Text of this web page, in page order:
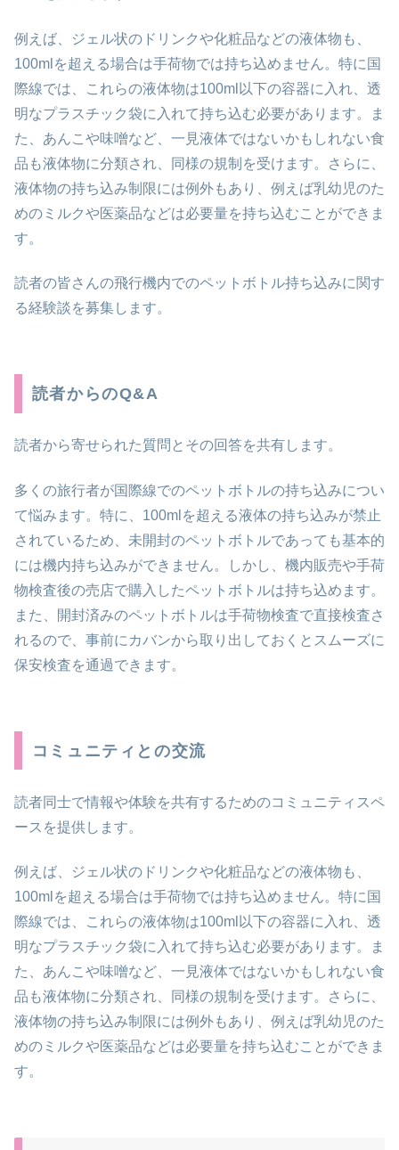
例えば、ジェル状のドリンクや化粧品などの液体物も、
100mlを超える場合は手荷物では持ち込めません。特に国
際線では、これらの液体物は100ml以下の容器に入れ、透
明なプラスチック袋に入れて持ち込む必要があります。ま
た、あんこや味噌など、一見液体ではないかもしれない食
品も液体物に分類され、同様の規制を受けます。さらに、
液体物の持ち込み制限には例外もあり、例えば乳幼児のた
めのミルクや医薬品などは必要量を持ち込むことができま
す。
読者の皆さんの飛行機内でのペットボトル持ち込みに関す
る経験談を募集します。
読者からのQ&A
読者から寄せられた質問とその回答を共有します。
多くの旅行者が国際線でのペットボトルの持ち込みについ
て悩みます。特に、100mlを超える液体の持ち込みが禁止
されているため、未開封のペットボトルであっても基本的
には機内持ち込みができません。しかし、機内販売や手荷
物検査後の売店で購入したペットボトルは持ち込めます。
また、開封済みのペットボトルは手荷物検査で直接検査さ
れるので、事前にカバンから取り出しておくとスムーズに
保安検査を通過できます。
コミュニティとの交流
読者同士で情報や体験を共有するためのコミュニティスペ
ースを提供します。
例えば、ジェル状のドリンクや化粧品などの液体物も、
100mlを超える場合は手荷物では持ち込めません。特に国
際線では、これらの液体物は100ml以下の容器に入れ、透
明なプラスチック袋に入れて持ち込む必要があります。ま
た、あんこや味噌など、一見液体ではないかもしれない食
品も液体物に分類され、同様の規制を受けます。さらに、
液体物の持ち込み制限には例外もあり、例えば乳幼児のた
めのミルクや医薬品などは必要量を持ち込むことができま
す。